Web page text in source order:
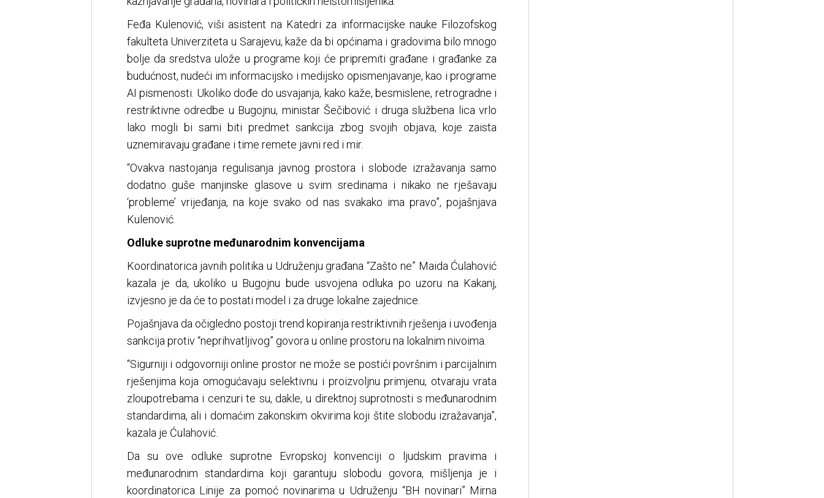
Feđa Kulenović, viši asistent na Katedri za informacijske nauke Filozofskog
fakulteta Univerziteta u Sarajevu, kaže da bi općinama i gradovima bilo mnogo
bolje da sredstva ulože u programe koji će pripremiti građane i građanke za
budućnost, nudeći im informacijsko i medijsko opismenjavanje, kao i programe
AI pismenosti. Ukoliko dođe do usvajanja, kako kaže, besmislene, retrogradne i
restriktivne odredbe u Bugojnu, ministar Šečibović i druga službena lica vrlo
lako mogli bi sami biti predmet sankcija zbog svojih objava, koje zaista
uznemiravaju građane i time remete javni red i mir.
“Ovakva nastojanja regulisanja javnog prostora i slobode izražavanja samo
dodatno guše manjinske glasove u svim sredinama i nikako ne rješavaju
‘probleme’ vrijeđanja, na koje svako od nas svakako ima pravo”, pojašnjava
Kulenović.
Odluke suprotne međunarodnim konvencijama
Koordinatorica javnih politika u Udruženju građana “Zašto ne” Maida Ćulahović
kazala je da, ukoliko u Bugojnu bude usvojena odluka po uzoru na Kakanj,
izvjesno je da će to postati model i za druge lokalne zajednice.
Pojašnjava da očigledno postoji trend kopiranja restriktivnih rješenja i uvođenja
sankcija protiv “neprihvatljivog” govora u online prostoru na lokalnim nivoima.
“Sigurniji i odgovorniji online prostor ne može se postići površnim i parcijalnim
rješenjima koja omogućavaju selektivnu i proizvoljnu primjenu, otvaraju vrata
zloupotrebama i cenzuri te su, dakle, u direktnoj suprotnosti s međunarodnim
standardima, ali i domaćim zakonskim okvirima koji štite slobodu izražavanja”,
kazala je Ćulahović.
Da su ove odluke suprotne Evropskoj konvenciji o ljudskim pravima i
međunarodnim standardima koji garantuju slobodu govora, mišljenja je i
koordinatorica Linije za pomoć novinarima u Udruženju “BH novinari” Mirna